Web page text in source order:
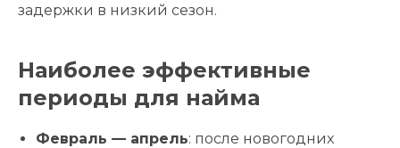
задержки в низкий сезон.
Наиболее эффективные
периоды для найма
Февраль — апрель: после новогодних